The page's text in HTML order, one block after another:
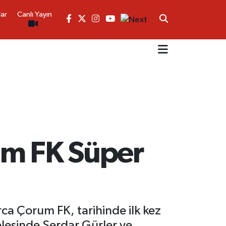
Canlı Yayın
FK Süper
Çorum FK, tarihinde ilk kez